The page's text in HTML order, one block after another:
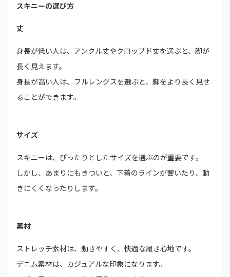
スキニーの選び方
丈
身長が低い人は、アンクル丈やクロップド丈を選ぶと、脚が
長く見えます。
身長が高い人は、フルレングスを選ぶと、脚をより長く見せ
ることができます。
サイズ
スキニーは、ぴったりとしたサイズを選ぶのが重要です。
しかし、あまりにもきついと、下着のラインが響いたり、動
きにくくなったりします。
素材
ストレッチ素材は、動きやすく、快適な履き心地です。
デニム素材は、カジュアルな印象になります。